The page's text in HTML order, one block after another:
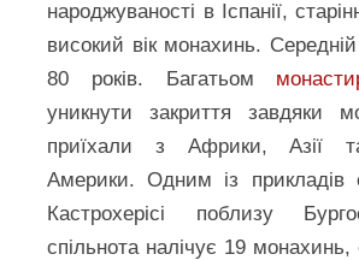
народжуваності в Іспанії,
високий вік монахинь.
80 років. Багатьом
уникнути закриття завдяки
приїхали з Африки, Азії
Америки. Одним із прикладів
Кастрохерісі поблизу
спільнота налічує 19